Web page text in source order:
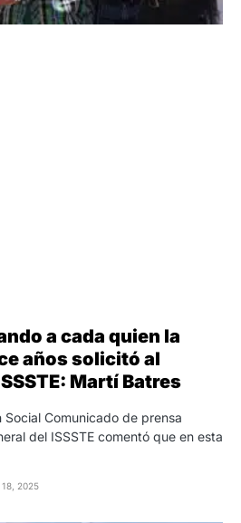
a cada quien la
años solicitó al
Martí Batres
Comunicado de prensa
del ISSSTE comentó que en esta
18, 2025